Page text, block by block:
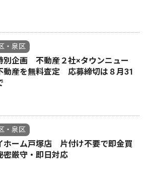
・泉区
別企画 不動産２社×タウンニュー
産を無料査定 応募締切は８月31
・泉区
ホーム戸塚店 片付け不要で即金買
厳守・即日対応